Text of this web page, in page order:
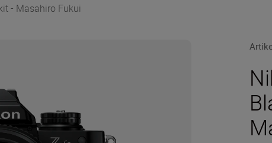
- Masahiro Fukui